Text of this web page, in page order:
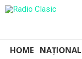
HOME NAȚIONAL